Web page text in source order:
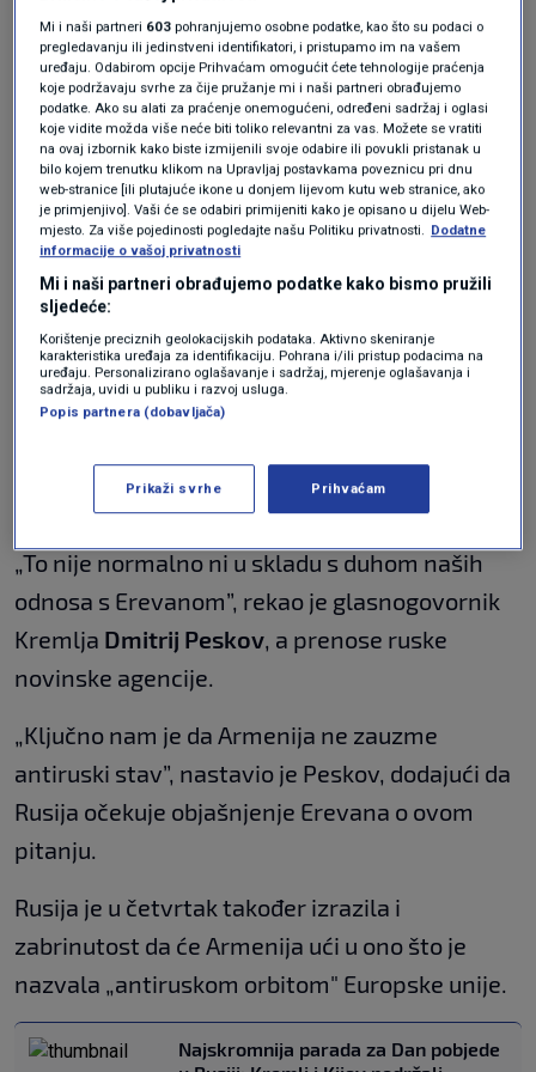
bila je u smanjenom obliku i bez uobičajenog
punog prikaza naoružanja.
Moskva je još u četvrtak pozvala armenskog
veleposlanika na razgovor kako bi
prosvjedovala protiv onoga što je opisala kao
„terorističke prijetnje Rusiji” koje je Zelenski
uputio iz Erevana.
VIDEO / Zelenski: Rusija se borila do
te mjere da im sad glavna parada
ovisi o nama
SVIJET|
se ruski vođa najviše boji
SVIJET
„To nije normalno ni u skladu s duhom naših
odnosa s Erevanom”, rekao je glasnogovornik
Kremlja Dmitrij Peskov, a prenose ruske
novinske agencije.
„Ključno nam je da Armenija ne zauzme
antiruski stav”, nastavio je Peskov, dodajući da
Rusija očekuje objašnjenje Erevana o ovom
pitanju.
Rusija je u četvrtak također izrazila i
zabrinutost da će Armenija ući u ono što je
nazvala „antiruskom orbitom" Europske unije.
Najskromnija parada za Dan pobjede
Mi i naši partneri 603 pohranjujemo osobne podatke, kao što su podaci o
pregledavanju ili jedinstveni identifikatori, i pristupamo im na vašem
uređaju. Odabirom opcije Prihvaćam omogućit ćete tehnologije praćenja
koje podržavaju svrhe za čije pružanje mi i naši partneri obrađujemo
podatke. Ako su alati za praćenje onemogućeni, određeni sadržaj i oglasi
koje vidite možda više neće biti toliko relevantni za vas. Možete se vratiti
na ovaj izbornik kako biste izmijenili svoje odabire ili povukli pristanak u
bilo kojem trenutku klikom na Upravljaj postavkama poveznicu pri dnu
web-stranice [ili plutajuće ikone u donjem lijevom kutu web stranice, ako
je primjenjivo]. Vaši će se odabiri primijeniti kako je opisano u dijelu Web-
mjesto. Za više pojedinosti pogledajte našu Politiku privatnosti. Dodatne
informacije o vašoj privatnosti
Mi i naši partneri obrađujemo podatke kako bismo pružili
sljedeće:
Korištenje preciznih geolokacijskih podataka. Aktivno skeniranje
karakteristika uređaja za identifikaciju. Pohrana i/ili pristup podacima na
uređaju. Personalizirano oglašavanje i sadržaj, mjerenje oglašavanja i
sadržaja, uvidi u publiku i razvoj usluga.
Popis partnera (dobavljača)
Prikaži svrhe Prihvaćam